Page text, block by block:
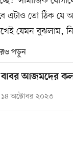
এটাও তো ঠিক যে
যেমন বুঝলাম,
পড়ুন
বাবর আজমদের
১৪ অক্টোবর ২০২৩